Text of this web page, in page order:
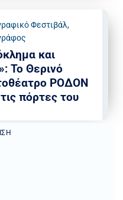
Φεστιβάλ,
και
Το Θερινό
ΡΟΔΟΝ
πόρτες του